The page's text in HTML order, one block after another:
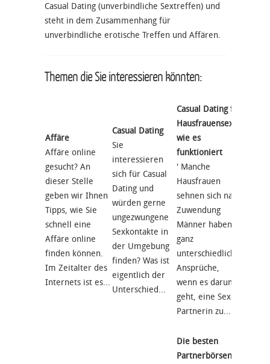
Casual Dating (unverbindliche Sextreffen) und
steht in dem Zusammenhang für
unverbindliche erotische Treffen und Affären.
Themen die Sie interessieren könnten:
Affäre
Affäre online
gesucht? An
dieser Stelle
geben wir Ihnen
Tipps, wie Sie
schnell eine
Affäre online
finden können.
Im Zeitalter des
Internets ist es...
Casual Dating
Sie
interessieren
sich für Casual
Dating und
würden gerne
ungezwungene
Sexkontakte in
der Umgebung
finden? Was ist
eigentlich der
Unterschied...
Casual Dating für
Hausfrauensex -
wie es
funktioniert
' Manche
Hausfrauen
sehnen sich nach
Zuwendung
Männer haben
ganz
unterschiedliche
Ansprüche,
wenn es darum
geht, eine Sex-
Partnerin zu...
Die besten
Partnerbörsen in